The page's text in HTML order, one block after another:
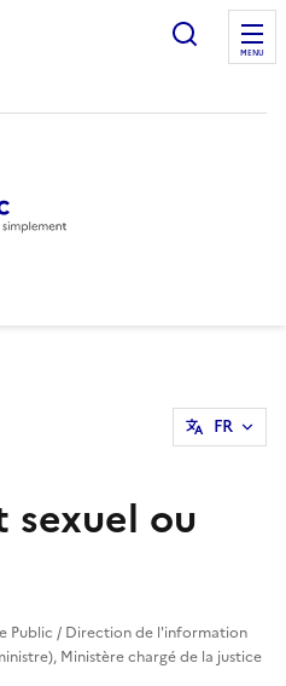
Ouvrir
MENU
FR
sexuel ou
Public / Direction de l'information
Ministère chargé de la justice